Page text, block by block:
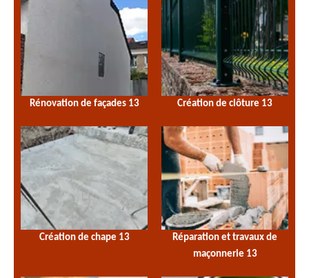
Rénovation de façades 13 Création de clôture 13
Création de chape 13
Réparation et travaux de
maçonnerie 13